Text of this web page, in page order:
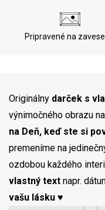
Pripravené na
Originálny darček s
výnimočného obrazu
na Deň, keď ste si
premeníme na
ozdobou každého
vlastný text napr.
vašu lásku ♥